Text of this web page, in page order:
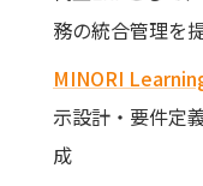
務の統合管理を
MINORI
示設計・要件定
成